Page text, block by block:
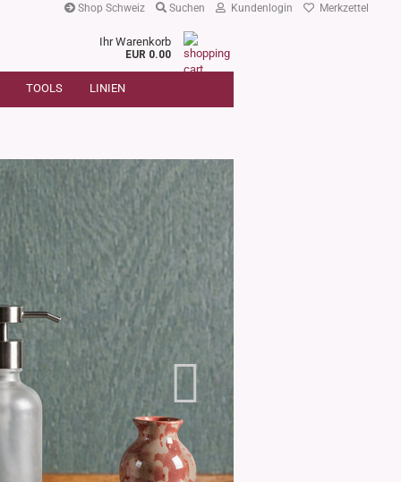
Shop Schweiz Suchen
SUCHE
oder
Kundenlogin
E-Mail
Konto erstellen
Passwort vergessen?
Merkzettel
Ihr Warenkorb
EUR 0.00
TOOLS LINIEN